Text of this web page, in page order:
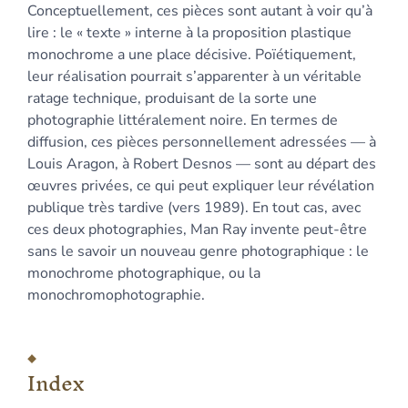
Conceptuellement, ces pièces sont autant à voir qu’à
lire : le « texte » interne à la proposition plastique
monochrome a une place décisive. Poïétiquement,
leur réalisation pourrait s’apparenter à un véritable
ratage technique, produisant de la sorte une
photographie littéralement noire. En termes de
diffusion, ces pièces personnellement adressées — à
Louis Aragon, à Robert Desnos — sont au départ des
œuvres privées, ce qui peut expliquer leur révélation
publique très tardive (vers 1989). En tout cas, avec
ces deux photographies, Man Ray invente peut-être
sans le savoir un nouveau genre photographique : le
monochrome photographique, ou la
monochromophotographie.
Index